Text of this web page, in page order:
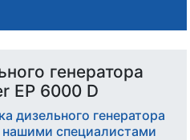
генератора
EP 6000 D
дизельного генератора
нашими специалистами